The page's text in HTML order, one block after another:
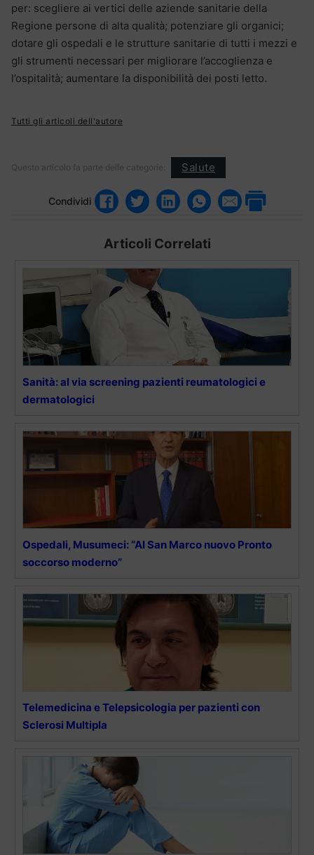
per: scegliere ai vertici delle aziende sanitarie della
Regione persone di alta qualità; potenziare gli organici;
dotare gli ospedali e le strutture sanitarie di tutti i mezzi e
gli strumenti necessari per migliorare l’accoglienza e
l’ospitalità; aumentare la disponibilità dei posti letto.
Tutti gli articoli dell'autore
Questo articolo fa parte delle categorie: Salute
Condividi
Articoli Correlati
Sanità: al via screening pazienti reumatologici e
dermatologici
Ospedali, Musumeci: “Al San Marco nuovo Pronto
soccorso moderno”
Telemedicina e Telepsicologia per pazienti con
Sclerosi Multipla